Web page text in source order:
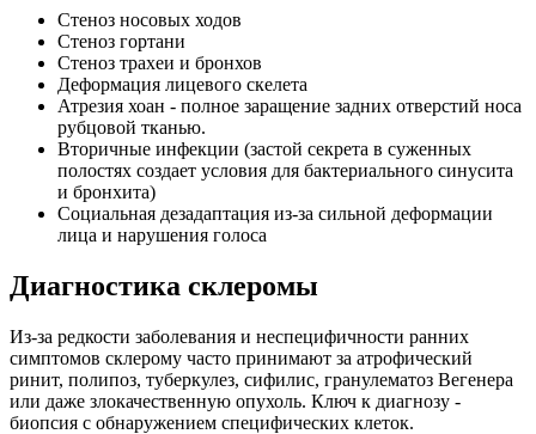
Стеноз носовых ходов
Стеноз гортани
Стеноз трахеи и бронхов
Деформация лицевого скелета
Атрезия хоан - полное заращение задних отверстий носа
рубцовой тканью.
Вторичные инфекции (застой секрета в суженных
полостях создает условия для бактериального синусита
и бронхита)
Социальная дезадаптация из-за сильной деформации
лица и нарушения голоса
Диагностика склеромы
Из-за редкости заболевания и неспецифичности ранних
симптомов склерому часто принимают за атрофический
ринит, полипоз, туберкулез, сифилис, гранулематоз Вегенера
или даже злокачественную опухоль. Ключ к диагнозу -
биопсия с обнаружением специфических клеток.